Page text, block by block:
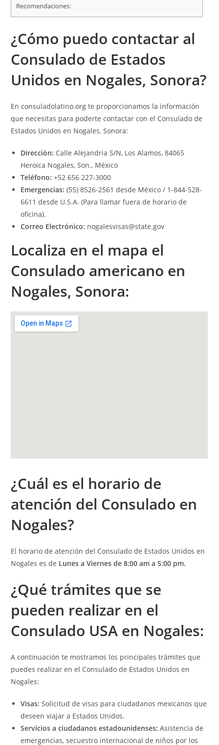
Recomendaciones:
¿Cómo puedo contactar al
Consulado de Estados
Unidos en Nogales, Sonora?
Enconsuladolatino.org te proporcionamos la información
que necesitas para poderte contactar con el Consulado de
Estados Unidos en Nogales, Sonora:
Dirección: Calle Alejandria S/N, Los Alamos, 84065
Heroica Nogales, Son., México
Teléfono: +52 656 227-3000
Emergencias: (55) 8526-2561 desde México / 1-844-528-
6611 desde U.S.A. (Para llamar fuera de horario de
oficina).
Correo Electrónico: nogalesvisas@state.gov
Localiza en el mapa el
Consulado americano en
Nogales, Sonora:
¿Cuál es el horario de
atención del Consulado en
Nogales?
El horario de atención del Consulado de Estados Unidos en
Nogales es de Lunes a Viernes de 8:00 am a 5:00 pm.
¿Qué trámites que se
pueden realizar en el
Consulado USA en Nogales:
A continuación te mostramos los principales trámites que
puedes realizar en el Consulado de Estados Unidos en
Nogales:
Visas: Solicitud de visas para ciudadanos mexicanos que
deseen viajar a Estados Unidos.
Servicios a ciudadanos estadounidenses: Asistencia de
emergencias, secuestro internacional de niños por los